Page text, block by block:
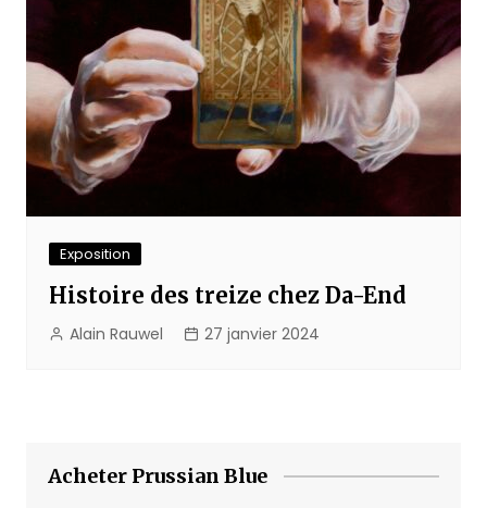
Exposition
Histoire des treize chez Da-End
Alain Rauwel 27 janvier 2024
Acheter Prussian Blue